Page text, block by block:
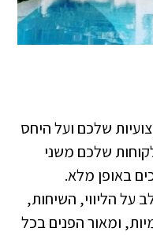
שלכם ועל היחס
שלכם משני
באופן מלא.
על הליווי, השיחות,
ומאור הפנים בכל